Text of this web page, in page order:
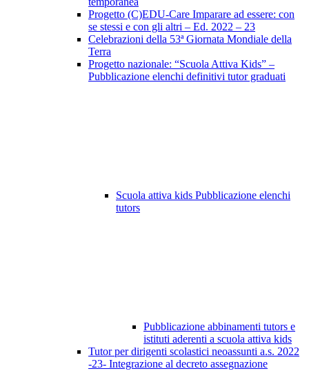
Progetto (C)EDU-Care Imparare ad essere: con
se stessi e con gli altri – Ed. 2022 – 23
Celebrazioni della 53ª Giornata Mondiale della
Terra
Progetto nazionale: “Scuola Attiva Kids” –
Pubblicazione elenchi definitivi tutor graduati
Scuola attiva kids Pubblicazione elenchi
tutors
Pubblicazione abbinamenti tutors e
istituti aderenti a scuola attiva kids
Tutor per dirigenti scolastici neoassunti a.s. 2022
-23- Integrazione al decreto assegnazione